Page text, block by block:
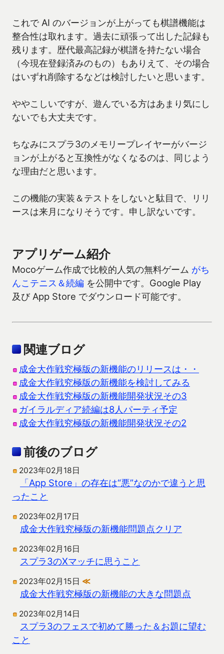
これで AI のバージョンが上がっても棋譜機能は
整合性は取れます。過去に頑張って出した記録も
残ります。歴代最高記録が棋譜を持たない場合
（今現在登録済みのもの）もありえて、その場合
はいずれ削除するなどは検討したいと思います。
ややこしいですが、遊んでいる方はあまり気にし
ないでも大丈夫です。
ちなみにスプラ3のメモリープレイヤーがバージ
ョンが上がると互換性がなくなるのは、同じよう
な理由だと思います。
この機能の実装＆テストをしないと駄目で、リリ
ースは来月になりそうです。申し訳ないです。
アプリゲーム紹介
Mocoゲーム作成で比較的人気の無料ゲーム がち
んこテニス＆続編 を公開中です。Google Play
及び App Store でダウンロード可能です。
関連ブログ
成金大作戦究極版の新機能のリリースは・・
成金大作戦究極版の新機能を検討してみる
成金大作戦究極版の新機能開発状況その3
ガイラルディア続編は8人パーティ予定
成金大作戦究極版の新機能開発状況その2
前後のブログ
2023年02月18日
「App Store」の存在は“悪”なのかで違うと思
ったこと
2023年02月17日
成金大作戦究極版の新機能問題点クリア
2023年02月16日
スプラ3のXマッチに思うこと
2023年02月15日 ≪
成金大作戦究極版の新機能の大きな問題点
2023年02月14日
スプラ3のフェスで初めて勝った＆お題に望む
こと